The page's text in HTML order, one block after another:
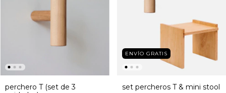
perchero T (set de 3
ENVÍO GRATIS
set percheros T & mini stool